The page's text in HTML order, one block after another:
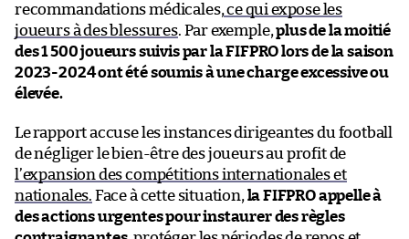
recommandations médicales,ce qui expose les
joueurs à des blessures. Par exemple,plus de la moitié
des 1 500 joueurs suivis par la FIFPRO lors de la saison
2023-2024 ont été soumis à une charge excessive ou
élevée.
Le rapport accuse les instances dirigeantes du football
de négliger le bien-être des joueurs au profit de
l’expansion des compétitions internationales et
nationales. Face à cette situation, la FIFPRO appelle à
des actions urgentes pour instaurer des règles